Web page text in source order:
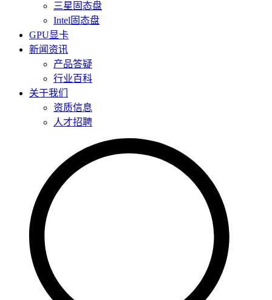
三星固态盘
Intel固态盘
GPU显卡
新闻资讯
产品答疑
行业百科
关于我们
资质信息
人才招聘